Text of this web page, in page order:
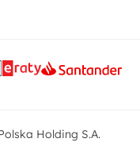
Holding S.A.